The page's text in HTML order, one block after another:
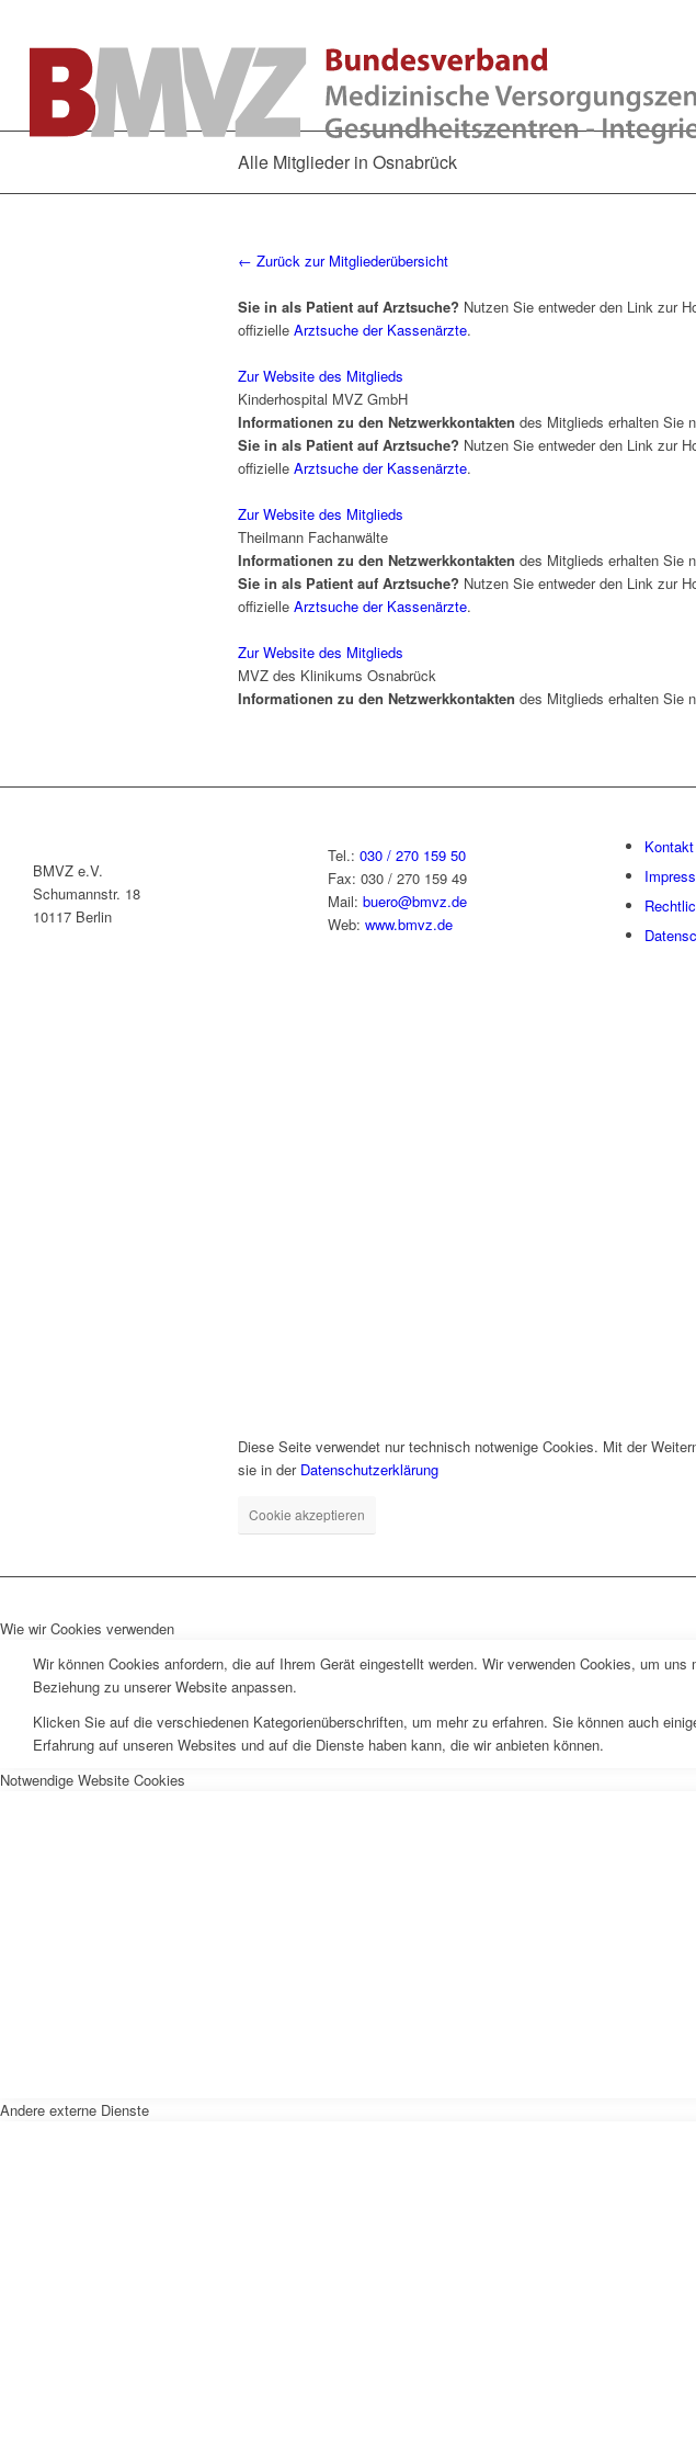
Alle Mitglieder in Osnabrück
← Zurück zur Mitgliederübersicht
Sie in als Patient auf Arztsuche? Nutzen Sie entweder den Link zur
offizielle Arztsuche der Kassenärzte.
Zur Website des Mitglieds
Kinderhospital MVZ GmbH
Informationen zu den Netzwerkkontakten des Mitglieds erhalten Sie
Sie in als Patient auf Arztsuche? Nutzen Sie entweder den Link zur
offizielle Arztsuche der Kassenärzte.
Zur Website des Mitglieds
Theilmann Fachanwälte
Informationen zu den Netzwerkkontakten des Mitglieds erhalten Sie
Sie in als Patient auf Arztsuche? Nutzen Sie entweder den Link zur
offizielle Arztsuche der Kassenärzte.
Zur Website des Mitglieds
MVZ des Klinikums Osnabrück
Informationen zu den Netzwerkkontakten des Mitglieds erhalten Sie
BMVZ e.V.
Schumannstr. 18
10117 Berlin
Tel.: 030 / 270 159 50
Fax: 030 / 270 159 49
Mail: buero@bmvz.de
Web: www.bmvz.de
Kontakt
Diese Seite verwendet nur technisch notwenige Cookies. Mit der
sie in der Datenschutzerklärung
Cookie akzeptieren
Wie wir Cookies verwenden
Wir können Cookies anfordern, die auf Ihrem Gerät eingestellt werden. Wir verwenden Cookies, um
Beziehung zu unserer Website anpassen.
Klicken Sie auf die verschiedenen Kategorienüberschriften, um mehr zu erfahren. Sie können auch
Erfahrung auf unseren Websites und auf die Dienste haben kann, die wir anbieten können.
Notwendige Website Cookies
Andere externe Dienste